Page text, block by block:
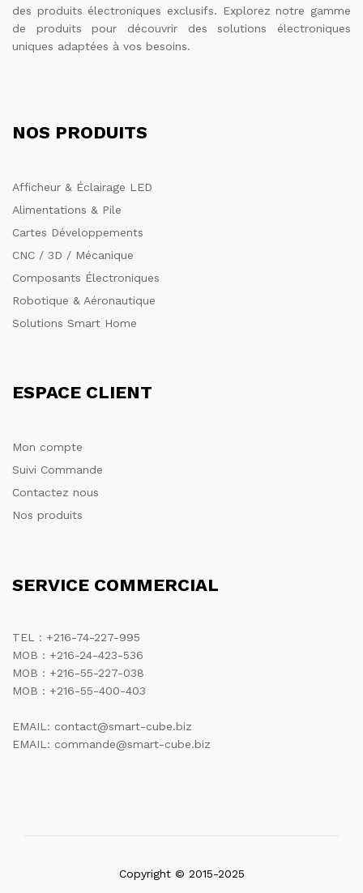
des produits électroniques exclusifs. Explorez notre gamme
de produits pour découvrir des solutions électroniques
uniques adaptées à vos besoins.
NOS PRODUITS
Afficheur & Éclairage LED
Alimentations & Pile
Cartes Développements
CNC / 3D / Mécanique
Composants Électroniques
Robotique & Aéronautique
Solutions Smart Home
ESPACE CLIENT
Mon compte
Suivi Commande
Contactez nous
Nos produits
SERVICE COMMERCIAL
TEL : +216-74-227-995
MOB : +216-24-423-536
MOB : +216-55-227-038
MOB : +216-55-400-403
EMAIL: contact@smart-cube.biz
EMAIL: commande@smart-cube.biz
Copyright © 2015-2025